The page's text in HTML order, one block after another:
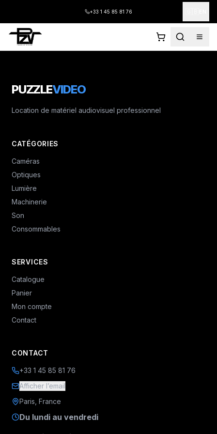
+33 1 45 85 81 76
PUZZLEVIDEO
Location de matériel audiovisuel professionnel
CATÉGORIES
Caméras
Optiques
Lumière
Machinerie
Son
Consommables
SERVICES
Catalogue
Panier
Mon compte
Contact
CONTACT
+33 1 45 85 81 76
Afficher l’email
Paris, France
Du lundi au vendredi